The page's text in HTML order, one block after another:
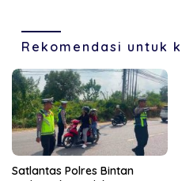
Rekomendasi untuk
Satlantas Polres Bintan